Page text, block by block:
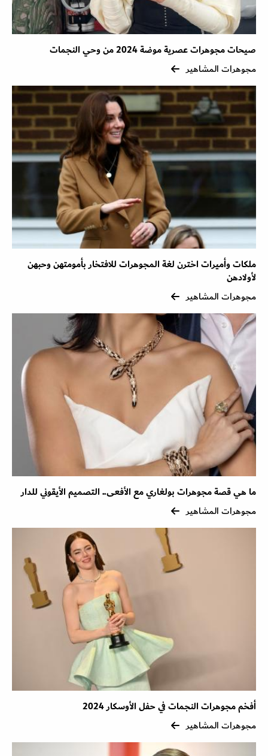
صيحات مجوهرات عصرية موضة 2024 من وحي النجمات
مجوهرات المشاهير
ملكات وأميرات اخترن لغة المجوهرات للافتخار بأمومتهن وحبهن
لأولادهن
مجوهرات المشاهير
ما هي قصة مجوهرات بولغاري مع الأفعى.. التصميم الأيقوني للدار
مجوهرات المشاهير
أفخم مجوهرات النجمات في حفل الأوسكار 2024
مجوهرات المشاهير